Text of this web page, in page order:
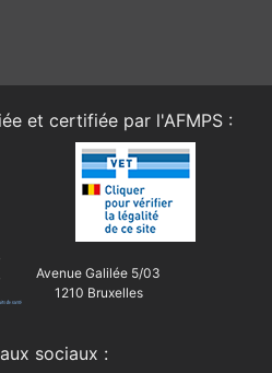
et certifiée par l'AFMPS :
Avenue Galilée 5/03
1210 Bruxelles
sociaux :